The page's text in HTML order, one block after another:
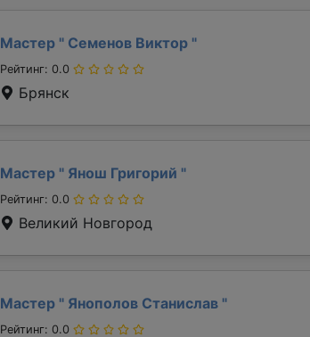
Мастер " Семенов Виктор "
Рейтинг: 0.0
Брянск
Мастер " Янош Григорий "
Рейтинг: 0.0
Великий Новгород
Мастер " Янополов Станислав "
Рейтинг: 0.0